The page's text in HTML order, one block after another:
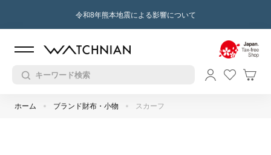
令和8年熊本地震による影響について
ホーム ブランド財布・小物 スカーフ